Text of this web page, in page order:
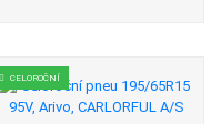
CELOROČNÍ